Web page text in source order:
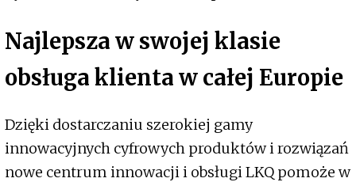
Najlepsza w swojej klasie
obsługa klienta w całej Europie
Dzięki dostarczaniu szerokiej gamy
innowacyjnych cyfrowych produktów i rozwiązań
nowe centrum innowacji i obsługi LKQ pomoże w